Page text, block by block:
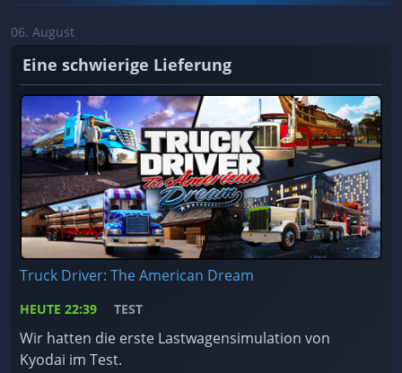
06. August
Eine schwierige Lieferung
Truck Driver: The American Dream
HEUTE 22:39 TEST
Wir hatten die erste Lastwagensimulation von
Kyodai im Test.